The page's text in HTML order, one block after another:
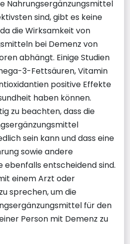
Nahrungsergänzungsmittel
sind, gibt es keine
die Wirksamkeit von
bei Demenz von
abhängt. Einige Studien
3-Fettsäuren, Vitamin
positive Effekte
haben können.
zu beachten, dass die
sein kann und dass eine
sowie andere
ebenfalls entscheidend sind.
einem Arzt oder
sprechen, um die
für den
Person mit Demenz zu